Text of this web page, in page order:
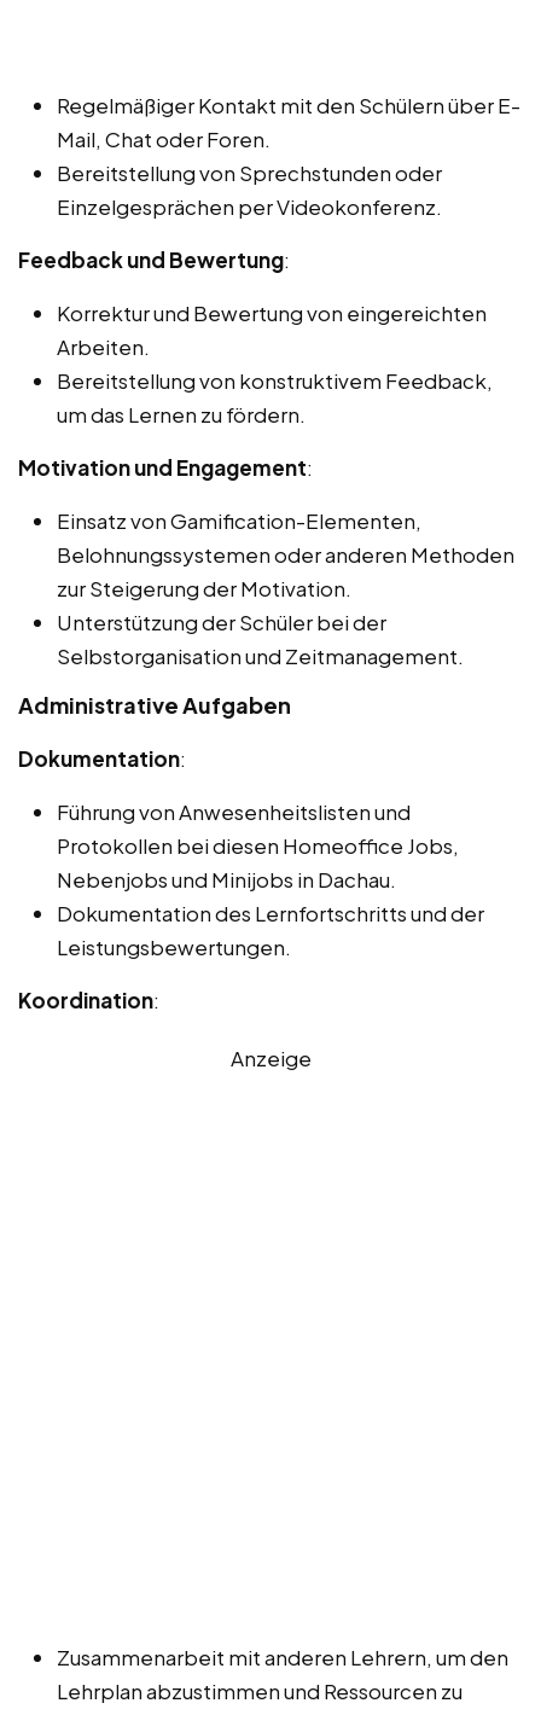
Regelmäßiger Kontakt mit den Schülern über E-
Mail, Chat oder Foren.
Bereitstellung von Sprechstunden oder
Einzelgesprächen per Videokonferenz.
Feedback und Bewertung:
Korrektur und Bewertung von eingereichten
Arbeiten.
Bereitstellung von konstruktivem Feedback,
um das Lernen zu fördern.
Motivation und Engagement:
Einsatz von Gamification-Elementen,
Belohnungssystemen oder anderen Methoden
zur Steigerung der Motivation.
Unterstützung der Schüler bei der
Selbstorganisation und Zeitmanagement.
Administrative Aufgaben
Dokumentation:
Führung von Anwesenheitslisten und
Protokollen bei diesen Homeoffice Jobs,
Nebenjobs und Minijobs in Dachau.
Dokumentation des Lernfortschritts und der
Leistungsbewertungen.
Koordination:
Anzeige
Zusammenarbeit mit anderen Lehrern, um den
Lehrplan abzustimmen und Ressourcen zu